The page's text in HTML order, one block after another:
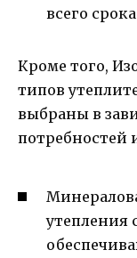
всего
Кроме того,
типов
выбраны в
потребностей
утепления